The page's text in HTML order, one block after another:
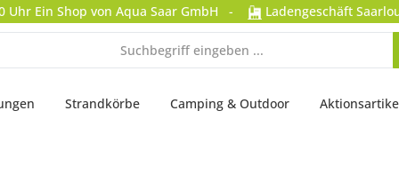
Uhr Ein Shop von Aqua Saar GmbH - Ladengeschäft
Strandkörbe Camping & Outdoor